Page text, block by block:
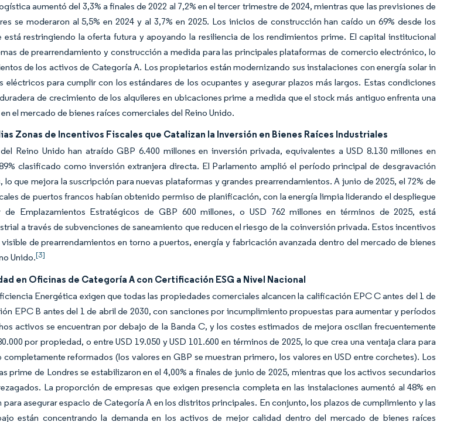
aumentó del 3,3% a finales de 2022 al 7,2% en el tercer trimestre de 2024, mientras que las previsiones de
se moderaron al 5,5% en 2024 y al 3,7% en 2025. Los inicios de construcción han caído un 69% desde los
está restringiendo la oferta futura y apoyando la resiliencia de los rendimientos prime. El capital institucional
de prearrendamiento y construcción a medida para las principales plataformas de comercio electrónico, lo
de los activos de Categoría A. Los propietarios están modernizando sus instalaciones con energía solar in
eléctricos para cumplir con los estándares de los ocupantes y asegurar plazos más largos. Estas condiciones
de crecimiento de los alquileres en ubicaciones prime a medida que el stock más antiguo enfrenta una
el mercado de bienes raíces comerciales del Reino Unido.
Zonas de Incentivos Fiscales que Catalizan la Inversión en Bienes Raíces Industriales
Reino Unido han atraído GBP 6.400 millones en inversión privada, equivalentes a USD 8.130 millones en
clasificado como inversión extranjera directa. El Parlamento amplió el período principal de desgravación
lo que mejora la suscripción para nuevas plataformas y grandes prearrendamientos. A junio de 2025, el 72% de
de puertos francos habían obtenido permiso de planificación, con la energía limpia liderando el despliegue
Emplazamientos Estratégicos de GBP 600 millones, o USD 762 millones en términos de 2025, está
a través de subvenciones de saneamiento que reducen el riesgo de la coinversión privada. Estos incentivos
de prearrendamientos en torno a puertos, energía y fabricación avanzada dentro del mercado de bienes
Unido.[3]
en Oficinas de Categoría A con Certificación ESG a Nivel Nacional
Energética exigen que todas las propiedades comerciales alcancen la calificación EPC C antes del 1 de
EPC B antes del 1 de abril de 2030, con sanciones por incumplimiento propuestas para aumentar y períodos
activos se encuentran por debajo de la Banda C, y los costes estimados de mejora oscilan frecuentemente
por propiedad, o entre USD 19.050 y USD 101.600 en términos de 2025, lo que crea una ventaja clara para
reformados (los valores en GBP se muestran primero, los valores en USD entre corchetes). Los
prime de Londres se estabilizaron en el 4,00% a finales de junio de 2025, mientras que los activos secundarios
La proporción de empresas que exigen presencia completa en las instalaciones aumentó al 48% en
para asegurar espacio de Categoría A en los distritos principales. En conjunto, los plazos de cumplimiento y las
están concentrando la demanda en los activos de mejor calidad dentro del mercado de bienes raíces